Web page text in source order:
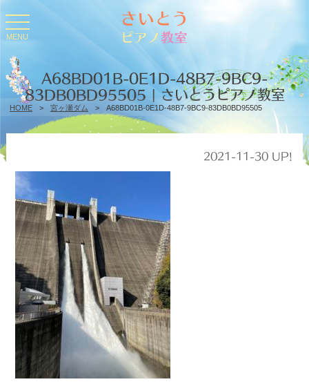
toggle
navigation
MENU
HOME > 宮ヶ瀬ダム > A68BD01B-0E1D-48B7-9BC9-83DB0BD95505
A68BD01B-0E1D-48B7-9BC9-
83DB0BD95505 | さいとうピアノ教室
2021-11-30 UP!